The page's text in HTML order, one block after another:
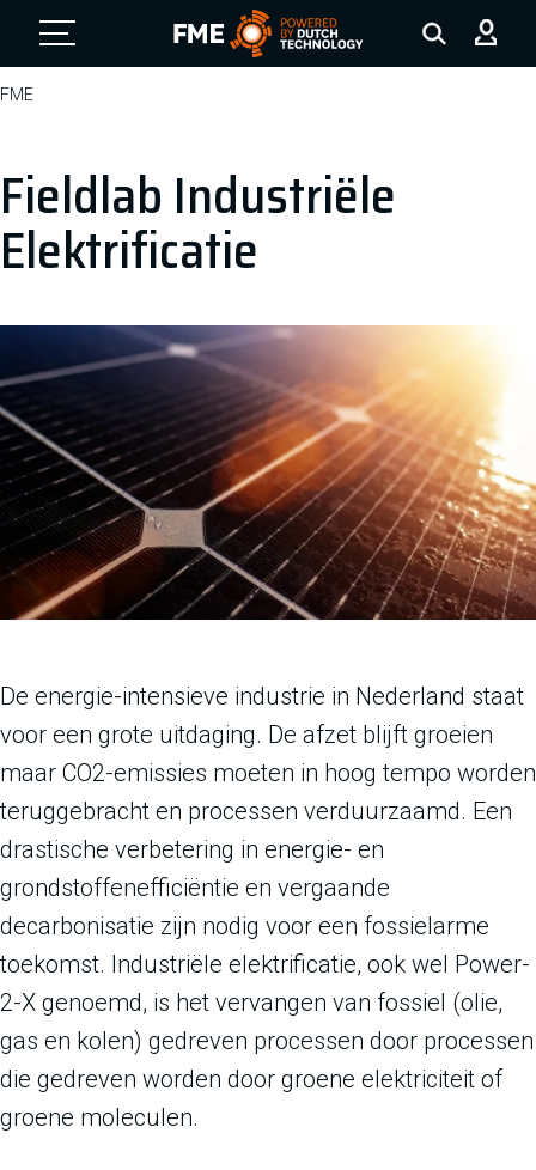
FME Logo, to the homepage
FME
Fieldlab Industriële
Elektrificatie
De energie-intensieve industrie in Nederland staat
voor een grote uitdaging. De afzet blijft groeien
maar CO2-emissies moeten in hoog tempo worden
teruggebracht en processen verduurzaamd. Een
drastische verbetering in energie- en
grondstoffenefficiëntie en vergaande
decarbonisatie zijn nodig voor een fossielarme
toekomst. Industriële elektrificatie, ook wel Power-
2-X genoemd, is het vervangen van fossiel (olie,
gas en kolen) gedreven processen door processen
die gedreven worden door groene elektriciteit of
groene moleculen.